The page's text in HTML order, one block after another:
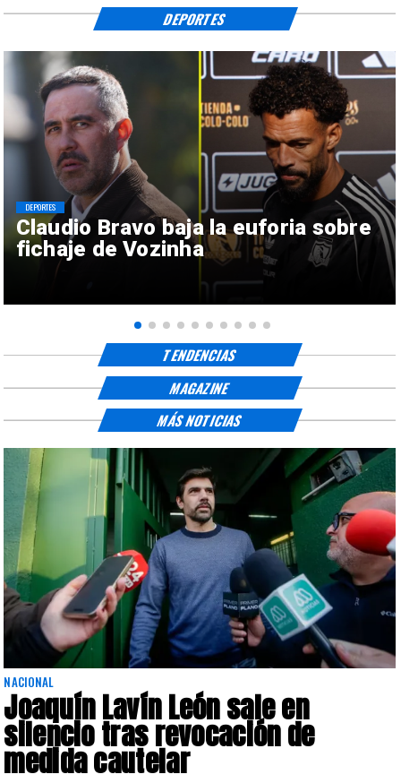
Claudio Bravo baja la euforia sobre
fichaje de Vozinha
DEPORTES
DEPORTES
TENDENCIAS
MAGAZINE
NACIONAL
Joaquín Lavín León sale en
silencio tras revocación de
medida cautelar
MÁS NOTICIAS